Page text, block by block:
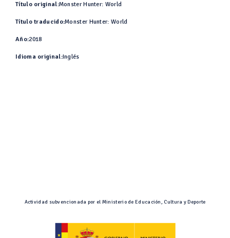
Título original:Monster Hunter: World
Título traducido:Monster Hunter: World
Año:2018
Idioma original:Inglés
Actividad subvencionada por el Ministerio de Educación, Cultura y Deporte